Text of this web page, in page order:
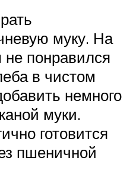
муку. На
понравился
в чистом
немного
муки.
готовится
пшеничной